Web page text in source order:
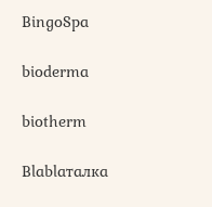
BingoSpa
bioderma
biotherm
Blablaталка